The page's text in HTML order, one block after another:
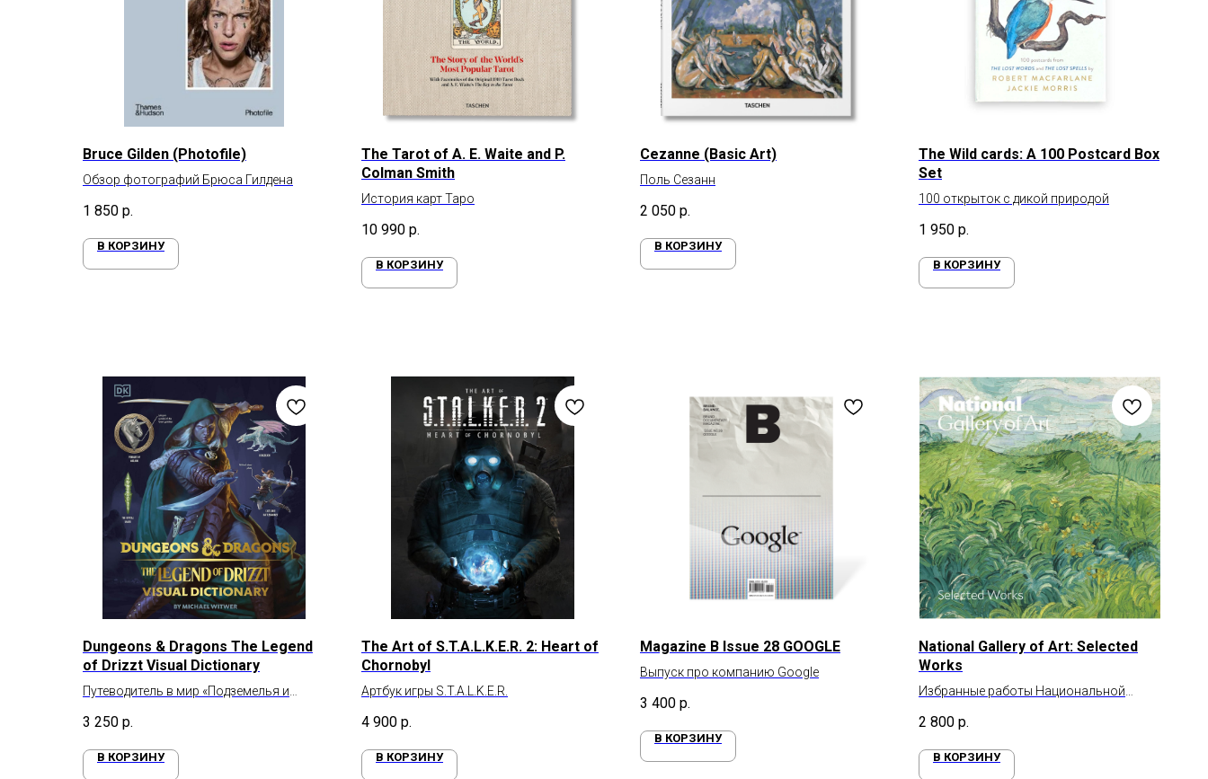
Bruce Gilden (Photofile)
Обзор фотографий Брюса Гилдена
1 850 р.
В КОРЗИНУ
The Tarot of A. E. Waite and P.
Colman Smith
История карт Таро
10 990 р.
В КОРЗИНУ
Cezanne (Basic Art)
Поль Сезанн
2 050 р.
В КОРЗИНУ
The Wild cards: A 100 Postcard Box
Set
100 открыток с дикой природой
1 950 р.
В КОРЗИНУ
Dungeons & Dragons The Legend
of Drizzt Visual Dictionary
Путеводитель в мир «Подземелья и
3 250 р.
В КОРЗИНУ
The Art of S.T.A.L.K.E.R. 2: Heart of
Chornobyl
Артбук игры S.T.A.L.K.E.R.
4 900 р.
В КОРЗИНУ
Magazine B Issue 28 GOOGLE
Выпуск про компанию Google
3 400 р.
В КОРЗИНУ
National Gallery of Art: Selected
Works
Избранные работы Национальной
2 800 р.
В КОРЗИНУ